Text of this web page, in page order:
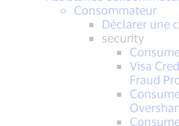
Consommateur
Déclarer une
security
Visa
Fraud